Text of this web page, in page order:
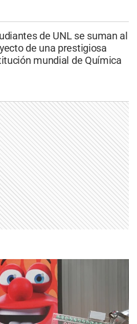
de UNL se suman al
de una prestigiosa
mundial de Química